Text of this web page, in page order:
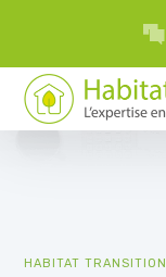
HABITAT TRANSITION